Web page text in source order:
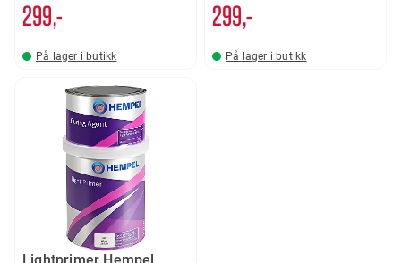
299,-
På lager i butikk
299,-
På lager i butikk